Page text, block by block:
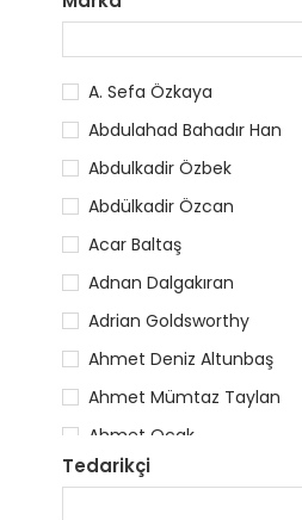
Beden Sağlığı
Travel Memories
Borsa
Uyusturucu ve Alkolizm
A. Sefa Özkaya
Abdulahad Bahadır Han
Abdulkadir Özbek
Abdülkadir Özcan
Acar Baltaş
Adnan Dalgakıran
Adrian Goldsworthy
Ahmet Deniz Altunbaş
Ahmet Mümtaz Taylan
Ahmet Ocak
Ahmet Özcan
Tedarikçi